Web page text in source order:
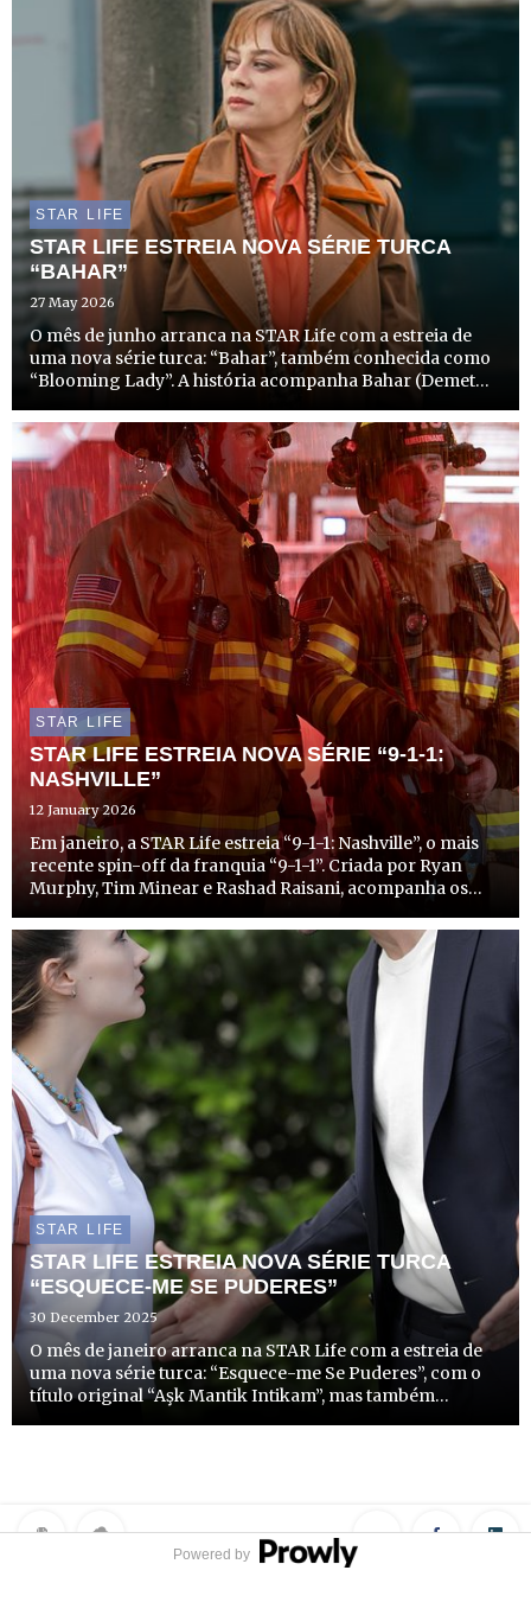
STAR LIFE
STAR LIFE ESTREIA NOVA SÉRIE TURCA
“BAHAR”
27 May 2026
O mês de junho arranca na STAR Life com a estreia de
uma nova série turca: “Bahar”, também conhecida como
“Blooming Lady”. A história acompanha Bahar (Demet
STAR LIFE
STAR LIFE ESTREIA NOVA SÉRIE “9-1-1:
NASHVILLE”
12 January 2026
Em janeiro, a STAR Life estreia “9-1-1: Nashville”, o mais
recente spin-off da franquia “9-1-1”. Criada por Ryan
Murphy, Tim Minear e Rashad Raisani, acompanha os
bombeiros, paramédicos e polícias da cidade, enquanto
enfr...
STAR LIFE
STAR LIFE ESTREIA NOVA SÉRIE TURCA
“ESQUECE-ME SE PUDERES”
30 December 2025
O mês de janeiro arranca na STAR Life com a estreia de
uma nova série turca: “Esquece-me Se Puderes”, com o
título original “Aşk Mantik Intikam”, mas também
Powered by